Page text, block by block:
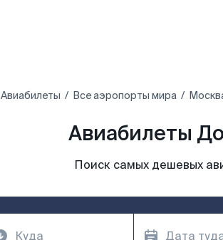
Авиабилеты Все аэропорты мира
Авиабилеты
Поиск самых дешевых